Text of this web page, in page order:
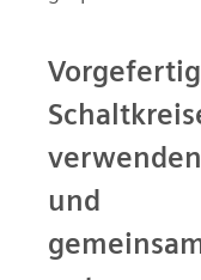
verwenden
und